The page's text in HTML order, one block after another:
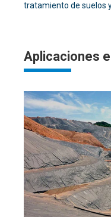
tratamiento de suelos
Aplicaciones